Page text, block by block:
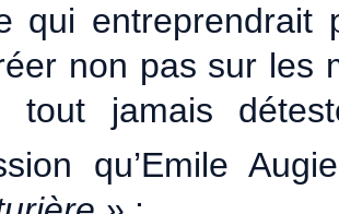
qui
non pas sur les
tout jamais
qu’Emile